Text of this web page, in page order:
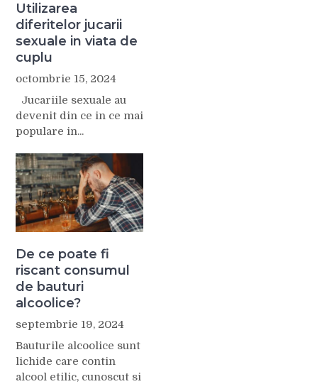
Utilizarea
diferitelor jucarii
sexuale in viata de
cuplu
octombrie 15, 2024
Jucariile sexuale au
devenit din ce in ce mai
populare in...
De ce poate fi
riscant consumul
de bauturi
alcoolice?
septembrie 19, 2024
Bauturile alcoolice sunt
lichide care contin
alcool etilic, cunoscut si